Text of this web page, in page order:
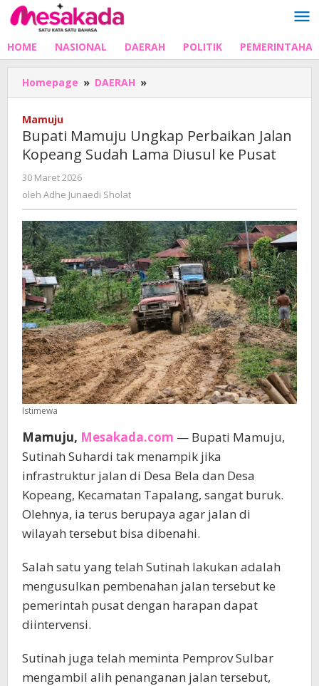
Lewati
ke
HOME NASIONAL DAERAH POLITIK
Homepage » DAERAH »
Mamuju
Jalan
Kopeang
Pusat
Mamuju
Bupati Mamuju Ungkap Perbaikan Jalan
Kopeang Sudah Lama Diusul ke Pusat
30 Maret 2026
Adhe
oleh Adhe Junaedi Sholat
Istimewa
Mamuju, Mesakada.com — Bupati Mamuju,
Sutinah Suhardi tak menampik jika
infrastruktur jalan di Desa Bela dan Desa
Kopeang, Kecamatan Tapalang, sangat buruk.
Olehnya, ia terus berupaya agar jalan di
wilayah tersebut bisa dibenahi.
Salah satu yang telah Sutinah lakukan adalah
mengusulkan pembenahan jalan tersebut ke
pemerintah pusat dengan harapan dapat
diintervensi.
Sutinah juga telah meminta Pemprov Sulbar
mengambil alih penanganan jalan tersebut,